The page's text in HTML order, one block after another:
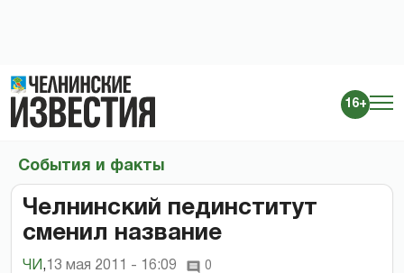
16+
События и факты
Челнинский пединститут
сменил название
ЧИ , 13 мая 2011 - 16:09 0